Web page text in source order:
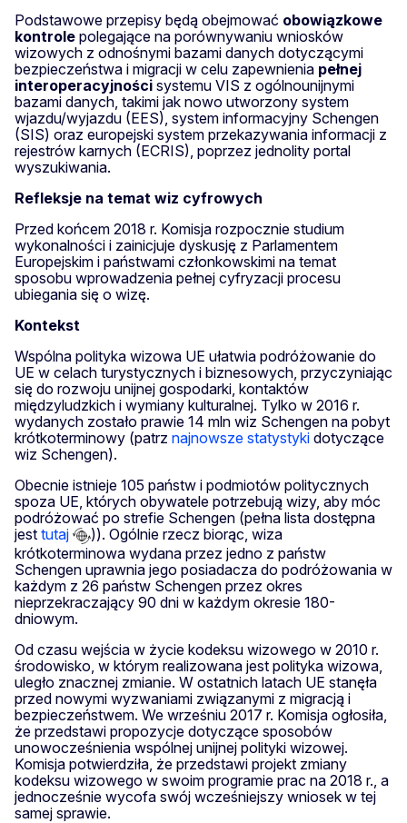
Podstawowe przepisy będą obejmować obowiązkowe
kontrole polegające na porównywaniu wniosków
wizowych z odnośnymi bazami danych dotyczącymi
bezpieczeństwa i migracji w celu zapewnienia pełnej
interoperacyjności systemu VIS z ogólnounijnymi
bazami danych, takimi jak nowo utworzony system
wjazdu/wyjazdu (EES), system informacyjny Schengen
(SIS) oraz europejski system przekazywania informacji z
rejestrów karnych (ECRIS), poprzez jednolity portal
wyszukiwania.
Refleksje na temat wiz cyfrowych
Przed końcem 2018 r. Komisja rozpocznie studium
wykonalności i zainicjuje dyskusję z Parlamentem
Europejskim i państwami członkowskimi na temat
sposobu wprowadzenia pełnej cyfryzacji procesu
ubiegania się o wizę.
Kontekst
Wspólna polityka wizowa UE ułatwia podróżowanie do
UE w celach turystycznych i biznesowych, przyczyniając
się do rozwoju unijnej gospodarki, kontaktów
międzyludzkich i wymiany kulturalnej. Tylko w 2016 r.
wydanych zostało prawie 14 mln wiz Schengen na pobyt
krótkoterminowy (patrz najnowsze statystyki dotyczące
wiz Schengen).
Obecnie istnieje 105 państw i podmiotów politycznych
spoza UE, których obywatele potrzebują wizy, aby móc
podróżować po strefie Schengen (pełna lista dostępna
jest tutaj
)). Ogólnie rzecz biorąc, wiza
krótkoterminowa wydana przez jedno z państw
Schengen uprawnia jego posiadacza do podróżowania w
każdym z 26 państw Schengen przez okres
nieprzekraczający 90 dni w każdym okresie 180-
dniowym.
Od czasu wejścia w życie kodeksu wizowego w 2010 r.
środowisko, w którym realizowana jest polityka wizowa,
uległo znacznej zmianie. W ostatnich latach UE stanęła
przed nowymi wyzwaniami związanymi z migracją i
bezpieczeństwem. We wrześniu 2017 r. Komisja ogłosiła,
że przedstawi propozycje dotyczące sposobów
unowocześnienia wspólnej unijnej polityki wizowej.
Komisja potwierdziła, że przedstawi projekt zmiany
kodeksu wizowego w swoim programie prac na 2018 r., a
jednocześnie wycofa swój wcześniejszy wniosek w tej
samej sprawie.